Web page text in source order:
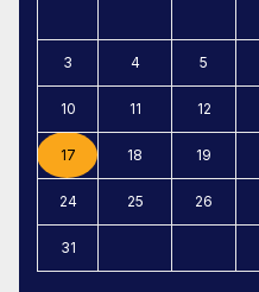
3 4 5
10 11 12
17 18 19
24 25 26
31